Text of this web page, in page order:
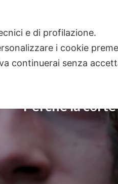
Perché la
e di profilazione.
i cookie
continuerai senza